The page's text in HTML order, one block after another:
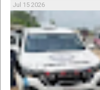
Jul 15 2026